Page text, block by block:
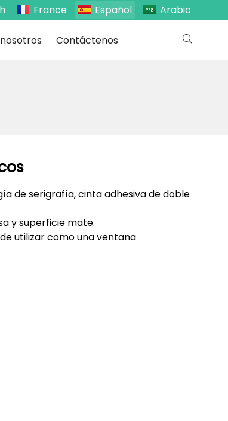
France Español Arabic
Contáctenos
de serigrafía, cinta adhesiva de doble
y superficie mate.
utilizar como una ventana